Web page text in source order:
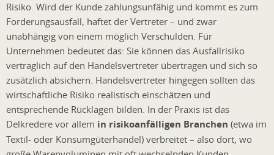
Risiko. Wird der Kunde zahlungsunfähig und kommt es zum
Forderungsausfall, haftet der Vertreter – und zwar
unabhängig von einem möglich Verschulden. Für
Unternehmen bedeutet das: Sie können das Ausfallrisiko
vertraglich auf den Handelsvertreter übertragen und sich so
zusätzlich absichern. Handelsvertreter hingegen sollten das
wirtschaftliche Risiko realistisch einschätzen und
entsprechende Rücklagen bilden. In der Praxis ist das
Delkredere vor allem in risikoanfälligen Branchen (etwa im
Textil- oder Konsumgüterhandel) verbreitet – also dort, wo